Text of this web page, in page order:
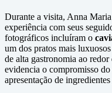
Durante a visita, Anna
experiência com seus
fotográficos incluíram o
um dos pratos mais
de alta gastronomia ao
evidencia o compromisso
apresentação de